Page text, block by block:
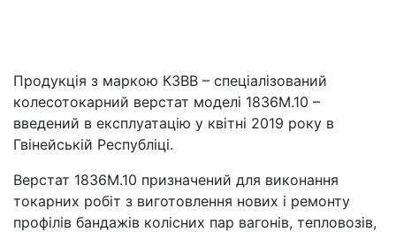
Продукція з маркою КЗВВ – спеціалізований
колесотокарний верстат моделі 1836М.10 –
введений в експлуатацію у квітні 2019 року в
Гвінейській Республіці.
Верстат 1836М.10 призначений для виконання
токарних робіт з виготовлення нових і ремонту
профілів бандажів колісних пар вагонів, тепловозів,